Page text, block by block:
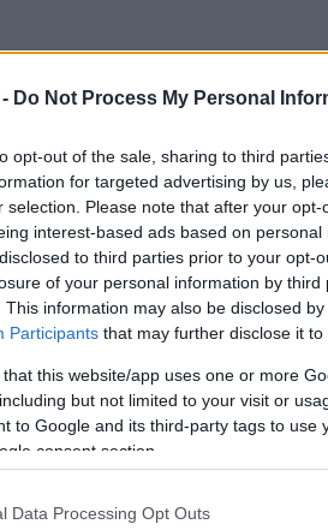
Do Not Process My Personal
opt-out of the sale, sharing to third
for targeted advertising by us,
selection. Please note that after your
interest-based ads based on
to third parties prior to your opt-
of your personal information by third
This information may also be disclosed
Participants that may further disclose it to
that this website/app uses one or more
but not limited to your visit or
to Google and its third-party tags to use
consent section.
Data Processing Opt Outs
egy milliméternél is kisebb
túlélni a világűrt
(ESA) szakemberei.
az aprócska állatok
és a medveállatkák két faja
bizonyult.
állatok természetes élőhelyei is
is megtalálhatók, de ha szárazra
addig képesek
vegetálni, amíg ismét
egyaránt ellenállnak a